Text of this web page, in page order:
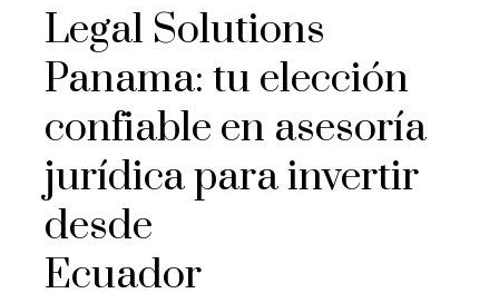
Legal Solutions
Panama: tu elección
confiable en asesoría
jurídica para invertir
desde
Ecuador